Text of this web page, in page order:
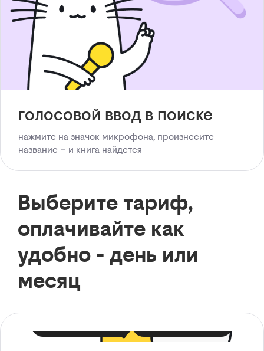
голосовой ввод в поиске
нажмите на значок микрофона, произнесите
название – и книга найдется
Выберите тариф,
оплачивайте как
удобно - день или
месяц